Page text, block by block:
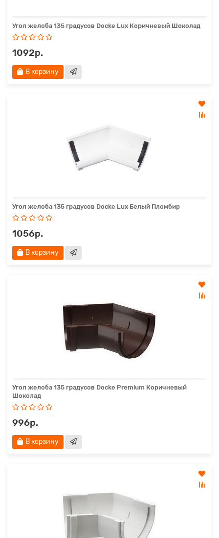
Угол желоба 135 градусов Docke Lux Коричневый Шоколад
1092р.
В корзину
Угол желоба 135 градусов Docke Lux Белый Пломбир
1056р.
В корзину
Угол желоба 135 градусов Docke Premium Коричневый
Шоколад
996р.
В корзину